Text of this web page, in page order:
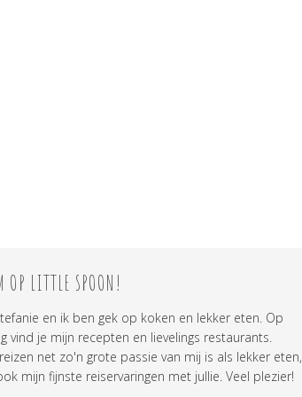
OP LITTLE SPOON!
en ik ben gek op koken en lekker eten. Op
vind je mijn recepten en lievelings restaurants.
net zo'n grote passie van mij is als lekker eten,
mijn fijnste reiservaringen met jullie. Veel plezier!